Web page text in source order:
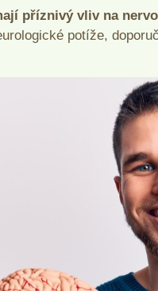
příznivý vliv na
potíže,